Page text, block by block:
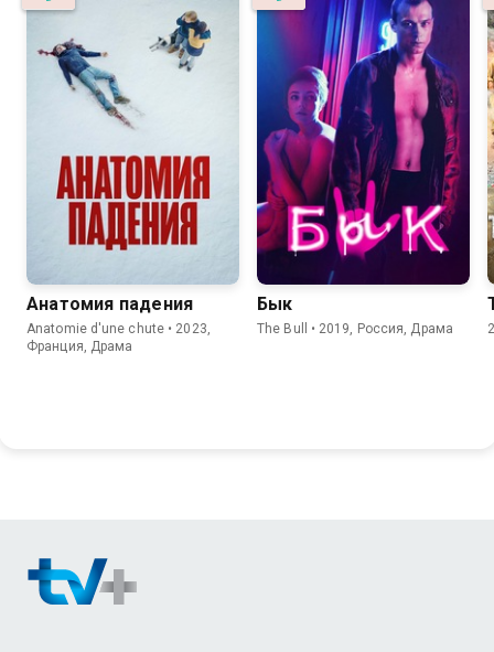
Анатомия падения
Anatomie d'une chute • 2023,
Франция, Драма
Бык
The Bull • 2019, Россия, Драма